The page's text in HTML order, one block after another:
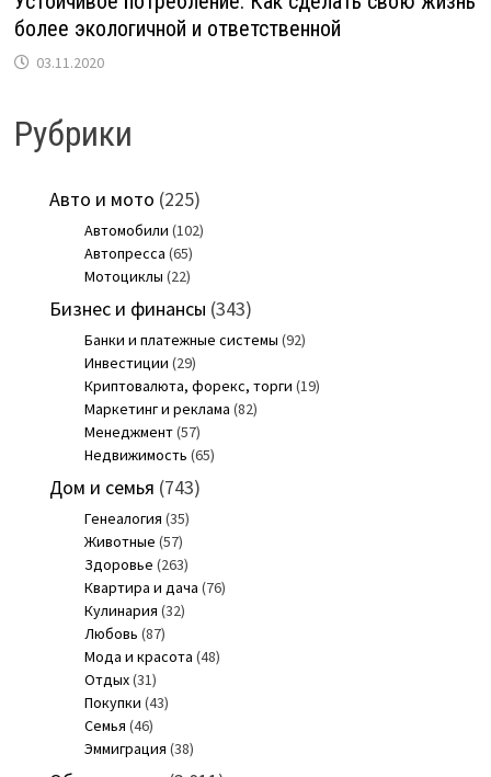
более экологичной и ответственной
03.11.2020
Рубрики
Авто и мото (225)
Автомобили (102)
Автопресса (65)
Мотоциклы (22)
Бизнес и финансы (343)
Банки и платежные системы (92)
Инвестиции (29)
Криптовалюта, форекс, торги (19)
Маркетинг и реклама (82)
Менеджмент(57)
Недвижимость (65)
Дом и семья (743)
Генеалогия (35)
Животные (57)
Здоровье (263)
Квартира и дача (76)
Кулинария (32)
Любовь (87)
Мода и красота (48)
Отдых(31)
Покупки (43)
Семья (46)
Эммиграция (38)